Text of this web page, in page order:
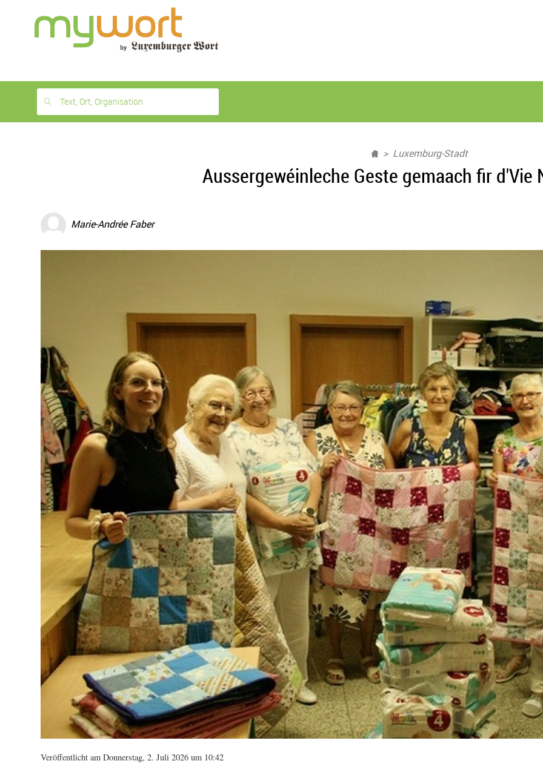
month
free
Text, Ort, Organisation
Luxemburg-Stadt
Aussergewéinleche Geste gemaach fir d'Vie
Marie-Andrée Faber
Veröffentlicht am Donnerstag, 2. Juli 2026 um 10:42